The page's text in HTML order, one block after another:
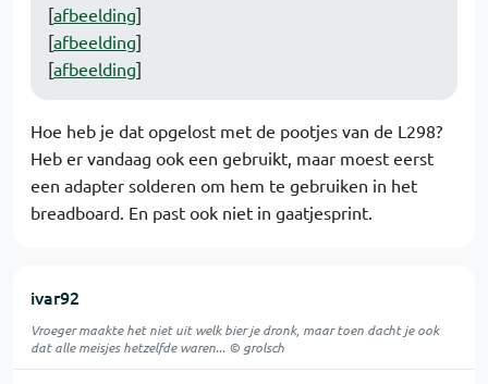
[afbeelding]
[afbeelding]
[afbeelding]
Hoe heb je dat opgelost met de pootjes van de L298?
Heb er vandaag ook een gebruikt, maar moest eerst
een adapter solderen om hem te gebruiken in het
breadboard. En past ook niet in gaatjesprint.
ivar92
Vroeger maakte het niet uit welk bier je dronk, maar toen dacht je ook
dat alle meisjes hetzelfde waren... © grolsch